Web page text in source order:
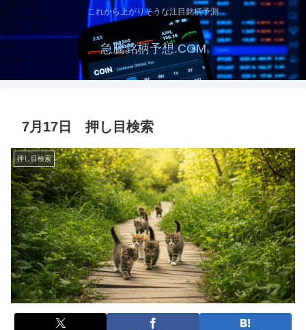
これから上がりそうな注目銘柄予測
急騰銘柄予想.COM
7月17日 押し目検索
押し目検索